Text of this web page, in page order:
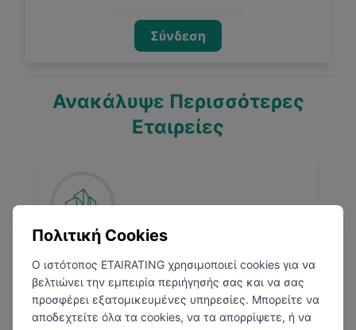
Σύνδεση
Ανακάλυψε Περισσότερες
Εταιρείες
Piraeus Bank
Τραπεζικά
Πολιτική Cookies
Ο ιστότοπος ETAIRATING χρησιμοποιεί cookies για να
βελτιώνει την εμπειρία περιήγησής σας και να σας
προσφέρει εξατομικευμένες υπηρεσίες. Μπορείτε να
αποδεχτείτε όλα τα cookies, να τα απορρίψετε, ή να